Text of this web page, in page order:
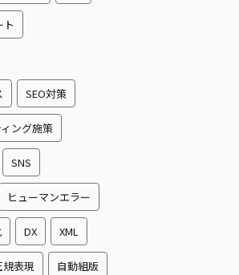
SEO対策
ング施策
SNS
ヒューマンエラー
DX XML
規表現 自動組版